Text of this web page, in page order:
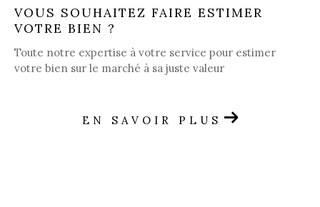
VOUS SOUHAITEZ FAIRE ESTIMER
VOTRE BIEN ?
Toute notre expertise à votre service pour estimer
votre bien sur le marché à sa juste valeur
EN SAVOIR PLUS